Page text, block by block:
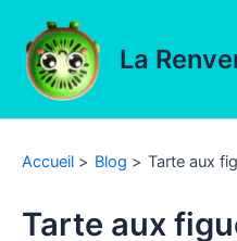
contenu
La
Accueil Blog Tarte aux
Tarte aux